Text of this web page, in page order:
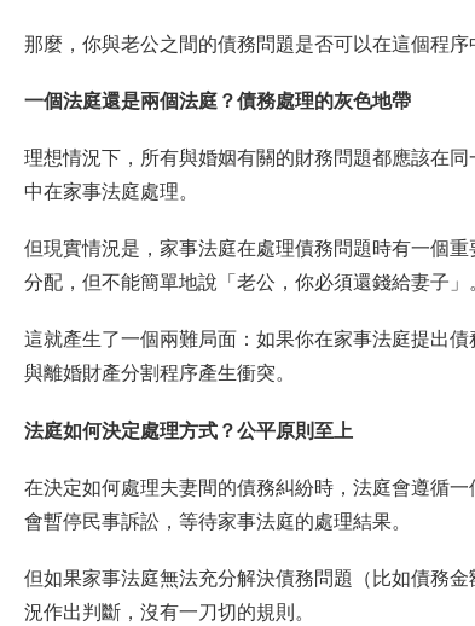
那麼，你與老公之間的債務問題是否可以在這個程序
一個法庭還是兩個法庭？債務處理的灰色地帶
理想情況下，所有與婚姻有關的財務問題都應該在
中在家事法庭處理。
但現實情況是，家事法庭在處理債務問題時有一個
分配，但不能簡單地說「老公，你必須還錢給妻子」
這就產生了一個兩難局面：如果你在家事法庭提出
與離婚財產分割程序產生衝突。
法庭如何決定處理方式？公平原則至上
在決定如何處理夫妻間的債務糾紛時，法庭會遵循
會暫停民事訴訟，等待家事法庭的處理結果。
但如果家事法庭無法充分解決債務問題（比如債務
況作出判斷，沒有一刀切的規則。